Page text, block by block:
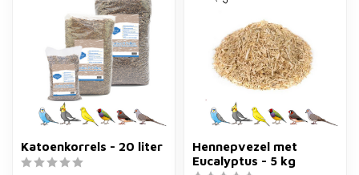
Katoenkorrels - 20 liter
Hennepvezel met
Eucalyptus - 5 kg